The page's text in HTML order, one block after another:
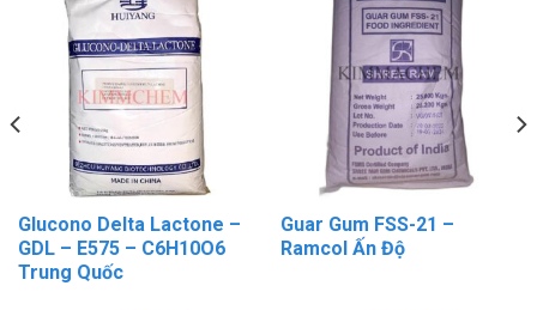
Glucono Delta Lactone –
GDL – E575 – C6H10O6
Trung Quốc
Guar Gum FSS-21 –
Ramcol Ấn Độ